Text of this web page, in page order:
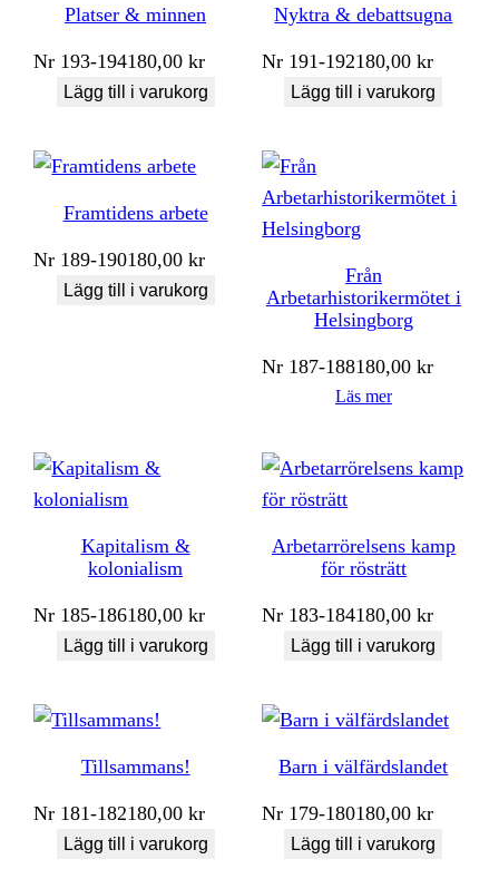
Platser & minnen
Nr 193-194180,00kr
Lägg till i varukorg
Nyktra & debattsugna
Nr 191-192180,00kr
Lägg till i varukorg
Framtidens arbete
Nr 189-190180,00kr
Lägg till i varukorg
Från
Arbetarhistorikermötet i
Helsingborg
Nr 187-188180,00kr
Läs mer
Kapitalism &
kolonialism
Nr 185-186180,00kr
Lägg till i varukorg
Arbetarrörelsens kamp
för rösträtt
Nr 183-184180,00kr
Lägg till i varukorg
Tillsammans!
Nr 181-182180,00kr
Lägg till i varukorg
Barn i välfärdslandet
Nr 179-180180,00kr
Lägg till i varukorg